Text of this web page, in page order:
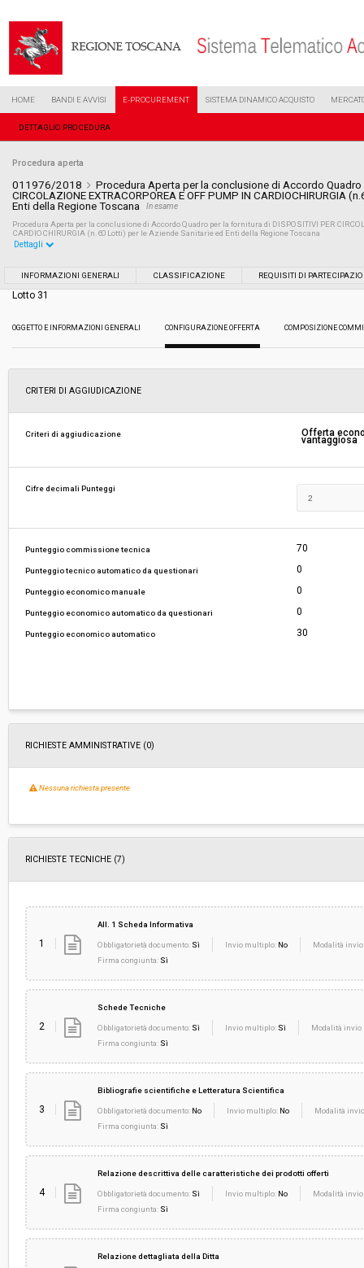
HOME BANDI E AVVISI E-PROCUREMENT SISTEMA DINAMICO ACQUISTO
DETTAGLIO PROCEDURA
Procedura aperta
011976/2018
Procedura Aperta per la conclusione di Accordo Quadro
CIRCOLAZIONE EXTRACORPOREA E OFF PUMP IN CARDIOCHIRURGIA
Enti della Regione Toscana
In esame
Procedura Aperta per la conclusione di Accordo Quadro per la fornitura di DISPOSITIVI PER
CARDIOCHIRURGIA (n.60 Lotti) per le Aziende Sanitarie ed Enti della Regione Toscana
Tipo di contratto:
08/06/2018 12:59
Svolgimento:
Responsabile attuale:
ESTAR - ENTE DI SUPPORTO TECNICO
REGIONALE - AREA FARMACI, DIAGNOSTICI E
Dettagli
INFORMAZIONI GENERALI CLASSIFICAZIONE REQUISITI DI
Lotto 31
OGGETTO E INFORMAZIONI GENERALI CONFIGURAZIONE OFFERTA COMPOSIZIONE
CRITERI DI AGGIUDICAZIONE
Criteri di aggiudicazione Offerta
vantaggiosa
Cifre decimali Punteggi
Punteggio commissione tecnica 70
Punteggio tecnico automatico da questionari 0
Punteggio economico manuale 0
Punteggio economico automatico da questionari 0
Punteggio economico automatico 30
RICHIESTE AMMINISTRATIVE (0)
Nessuna richiesta presente
RICHIESTE TECNICHE (7)
1
All. 1 Scheda Informativa
Obbligatorietà documento: Sì Invio multiplo: No
Modalità
Firma congiunta: Sì
2
Schede Tecniche
Obbligatorietà documento: Sì Invio multiplo: Sì
Modalità invio
Firma congiunta: Sì
3
Bibliografie scientifiche e Letteratura Scientifica
Obbligatorietà documento: No Invio multiplo: No
Modalità
Firma congiunta: Sì
4
Relazione descrittiva delle caratteristiche dei prodotti offerti
Obbligatorietà documento: Sì Invio multiplo: No
Modalità
Firma congiunta: Sì
Relazione dettagliata della Ditta